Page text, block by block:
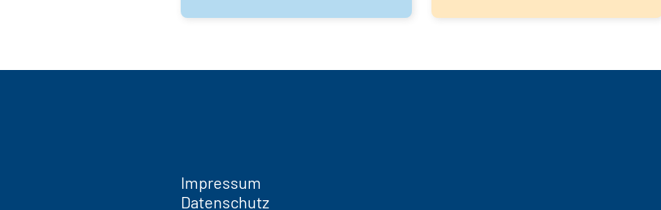
Impressum
Datenschutz